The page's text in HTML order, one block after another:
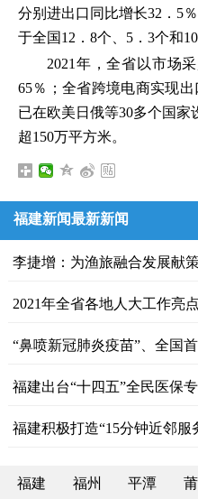
分别进出口同比增长32．5
于全国12．8个、5．3个和
2021年，全省以市场
65％；全省跨境电商实现出
已在欧美日俄等30多个国家
超150万平方米。
福建新闻最新新闻
李捷增：为渔旅融合发展献
2021年全省各地人大工作亮
“鼻喷新冠肺炎疫苗”、全国
福建出台“十四五”全民医保
福建积极打造“15分钟近邻服
福建 福州 平潭